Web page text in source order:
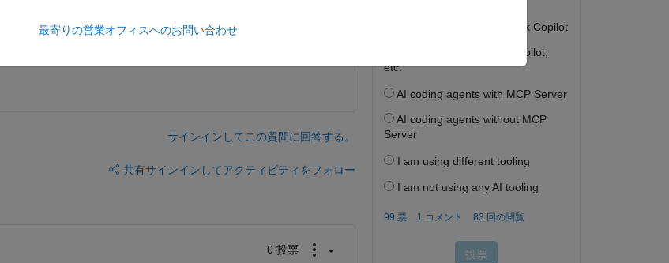
サインインしてこの質問に回答する。
共有サインインしてアクティビティをフォロー
0 投票
最寄りの営業オフィスへのお問い合わせ